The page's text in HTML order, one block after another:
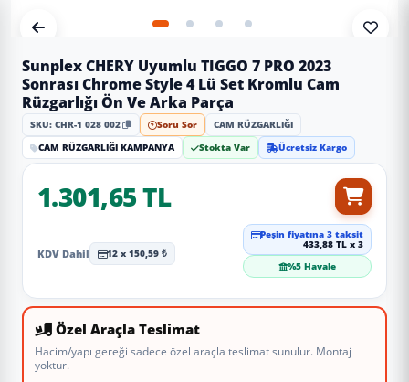
Sunplex CHERY Uyumlu TIGGO 7 PRO 2023
Sonrası Chrome Style 4 Lü Set Kromlu Cam
Rüzgarlığı Ön Ve Arka Parça
SKU: CHR-1 028 002 Soru Sor
CAM RÜZGARLIĞI
CAM RÜZGARLIĞI KAMPANYA
Stokta Var Ücretsiz Kargo
1.301,65 TL
KDV Dahil 12 x 150,59 ₺
Peşin fiyatına 3 taksit
433,88 TL x 3
%5 Havale
Özel Araçla Teslimat
Hacim/yapı gereği sadece özel araçla teslimat sunulur. Montaj
yoktur.